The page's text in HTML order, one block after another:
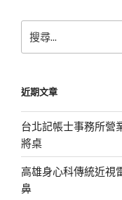
尋
字:
近期文章
台北記帳士事務所營
將桌
高雄身心科傳統近視
鼻